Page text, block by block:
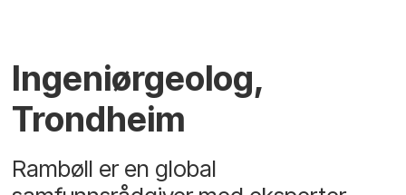
Ingeniørgeolog,
Trondheim
Rambøll er en global